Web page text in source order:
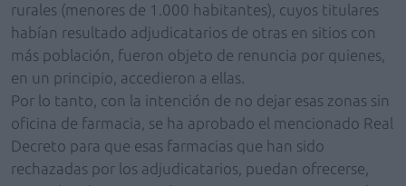
rurales (menores de 1.000 habitantes), cuyos titulares
habían resultado adjudicatarios de otras en sitios con
más población, fueron objeto de renuncia por quienes,
en un principio, accedieron a ellas.
Por lo tanto, con la intención de no dejar esas zonas sin
oficina de farmacia, se ha aprobado el mencionado Real
Decreto para que esas farmacias que han sido
rechazadas por los adjudicatarios, puedan ofrecerse,